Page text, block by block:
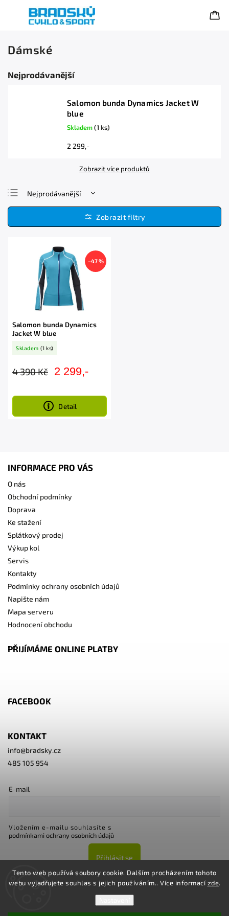
Tento web používá soubory cookie. Dalším procházením tohoto
webu vyjadřujete souhlas s jejich používáním.. Více informacízde.
Dámské
Nejprodávanější
Salomon bunda Dynamics Jacket W
blue
Skladem(1 ks)
2 299,-
Zobrazit více produktů
Nejprodávanější
Nejlevnější
Nejdražší
–47 %
Salomon bunda Dynamics
Jacket W blue
Skladem (1 ks)
4 390 Kč 2 299,-
Detail
INFORMACE PRO VÁS
O nás
Obchodní podmínky
Doprava
Ke stažení
Splátkový prodej
Výkup kol
Servis
Kontakty
Podmínky ochrany osobních údajů
Napište nám
Mapa serveru
Hodnocení obchodu
PŘIJÍMÁME ONLINE PLATBY
FACEBOOK
KONTAKT
info@bradsky.cz
485 105 954
E-mail
Vložením e-mailu souhlasíte s
podmínkami ochrany osobních údajů
Přihlásit se